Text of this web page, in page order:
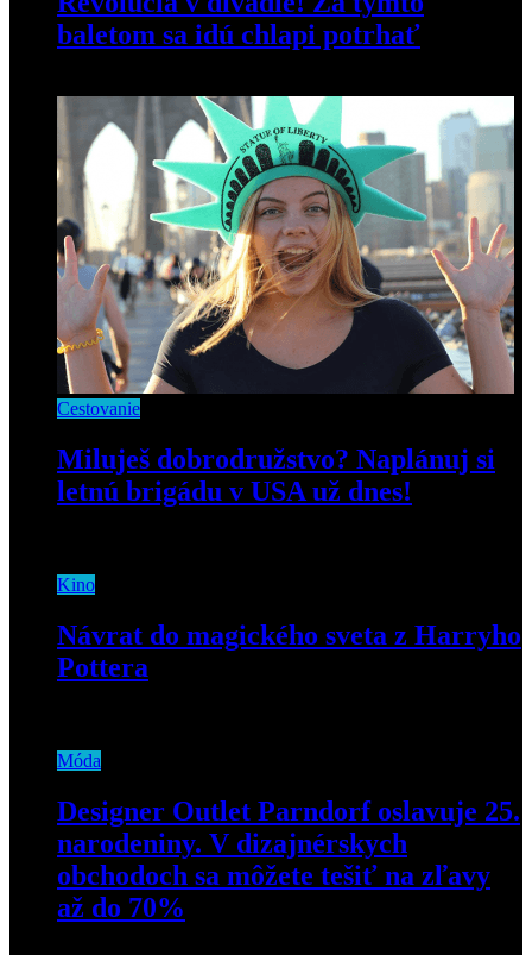
baletom sa idú chlapi potrhať
Cestovanie
Miluješ dobrodružstvo? Naplánuj si
letnú brigádu v USA už dnes!
Kino
Návrat do magického sveta z Harryho
Pottera
Móda
Designer Outlet Parndorf oslavuje 25.
narodeniny. V dizajnérskych
obchodoch sa môžete tešiť na zľavy
až do 70%